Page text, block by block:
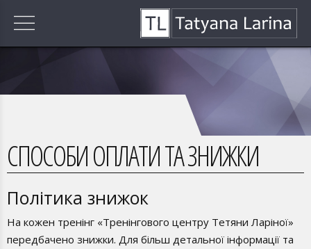
СПОСОБИ ОПЛАТИ ТА ЗНИЖКИ
Політика знижок
На кожен тренінг «Тренінгового центру Тетяни Ларіної»
передбачено знижки. Для більш детальної інформації та